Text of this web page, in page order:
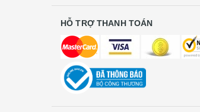
HỖ TRỢ THANH TOÁN